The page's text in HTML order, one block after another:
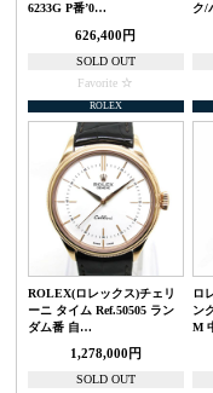
6233G P番’0…
626,400円
SOLD OUT
Favorite
ク/
ROLEX
ROLEX(ロレックス)チェリ
ーニ タイム Ref.50505 ラン
ダム番 自…
1,278,000円
SOLD OUT
ロ
ン
M